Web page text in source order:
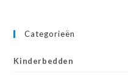
Categorieën
Kinderbedden